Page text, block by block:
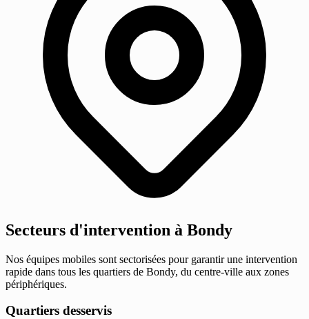
Secteurs d'intervention à Bondy
Nos équipes mobiles sont sectorisées pour garantir une intervention
rapide dans tous les quartiers de Bondy, du centre-ville aux zones
périphériques.
Quartiers desservis